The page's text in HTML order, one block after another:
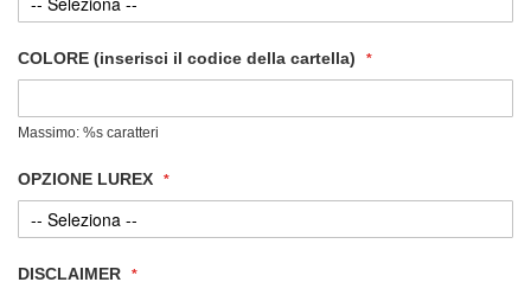
COLORE (inserisci il codice della cartella)
Massimo: %s caratteri
OPZIONE LUREX
DISCLAIMER